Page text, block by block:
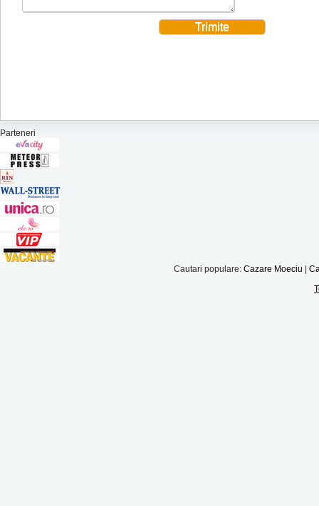
Parteneri
Cautari populare: Cazare Moeciu